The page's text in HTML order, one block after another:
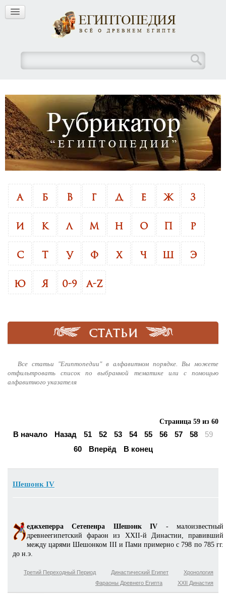
А Б В Г Д Е Ж З
И К Л М Н О Р
С У Ф Х Ч Э
Ю Я 0-9 A-Z
СТАТЬИ
Все статьи "Египтопедии" в алфавитном порядке. Вы можете
отфильтровать список по выбранной тематике или с помощью
алфавитного указателя
Страница 59 из 60
В начало Назад 51 52 53 54 55 56 57 58
59
60
Вперёд В конец
Шешонк IV
еджхеперра Сетепенра Шешонк IV - малоизвестный
древнеегипетский фараон из XXII-й Династии, правивший
между царями Шешонком III и Пами примерно с 798 по 785 гг.
до н.э.
Хронология
Династический Египет
Третий Переходный Период
XXII Династия
Фараоны Древнего Египта